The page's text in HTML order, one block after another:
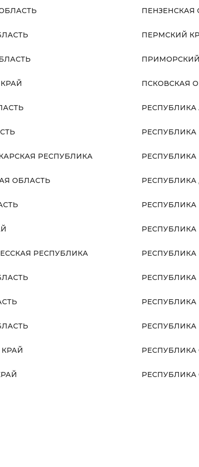
РЕСПУБЛИКА
ОБЛАСТЬ
РЕСПУБЛИКА
ПЕНЗЕНСКАЯ
ПЕРМСКИЙ
ПСКОВСКАЯ
РЕСПУБЛИКА
РЕСПУБЛИКА
РЕСПУБЛИКА
РЕСПУБЛИКА
РЕСПУБЛИКА
РЕСПУБЛИКА
РЕСПУБЛИКА
РЕСПУБЛИКА